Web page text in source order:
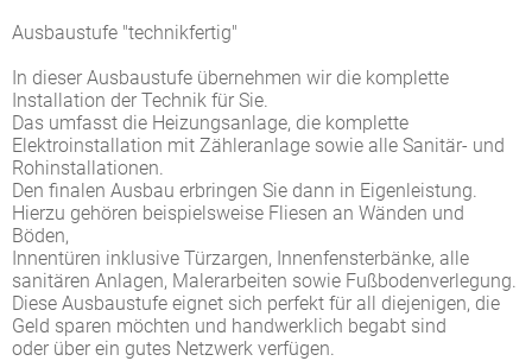
Ausbaustufe "technikfertig"
In dieser Ausbaustufe übernehmen wir die komplette
Installation der Technik für Sie.
Das umfasst die Heizungsanlage, die komplette
Elektroinstallation mit Zähleranlage sowie alle Sanitär- und
Rohinstallationen.
Den finalen Ausbau erbringen Sie dann in Eigenleistung.
Hierzu gehören beispielsweise Fliesen an Wänden und
Böden,
Innentüren inklusive Türzargen, Innenfensterbänke, alle
sanitären Anlagen, Malerarbeiten sowie Fußbodenverlegung.
Diese Ausbaustufe eignet sich perfekt für all diejenigen, die
Geld sparen möchten und handwerklich begabt sind
oder über ein gutes Netzwerk verfügen.